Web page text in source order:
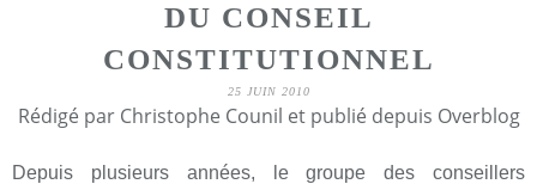
DU CONSEIL
CONSTITUTIONNEL
25 JUIN 2010
Rédigé par Christophe Counil et publié depuis Overblog
Depuis plusieurs années, le groupe des conseillers